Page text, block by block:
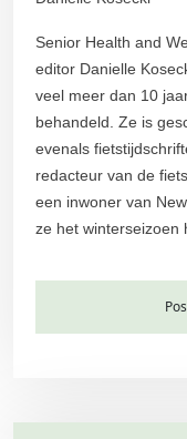
Senior Health and
editor Danielle
veel meer dan 10
behandeld. Ze is
evenals
redacteur van de
een inwoner van
ze het winterseizoen